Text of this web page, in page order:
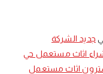
جديد الشركة
اثاث مستعمل حي
اثاث مستعمل